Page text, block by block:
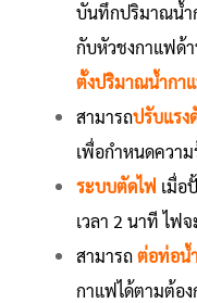
บันทึกปริมาณน้ำ
กับหัวชงกาแฟด้
ตั้งปริมาณน้ำกา
สามารถปรับแรง
เพื่อกำหนดควา
ระบบตัดไฟ เมื่อ
เวลา 2 นาที ไฟจ
สามารถต่อท่อน้
กาแฟได้ตามต้อง